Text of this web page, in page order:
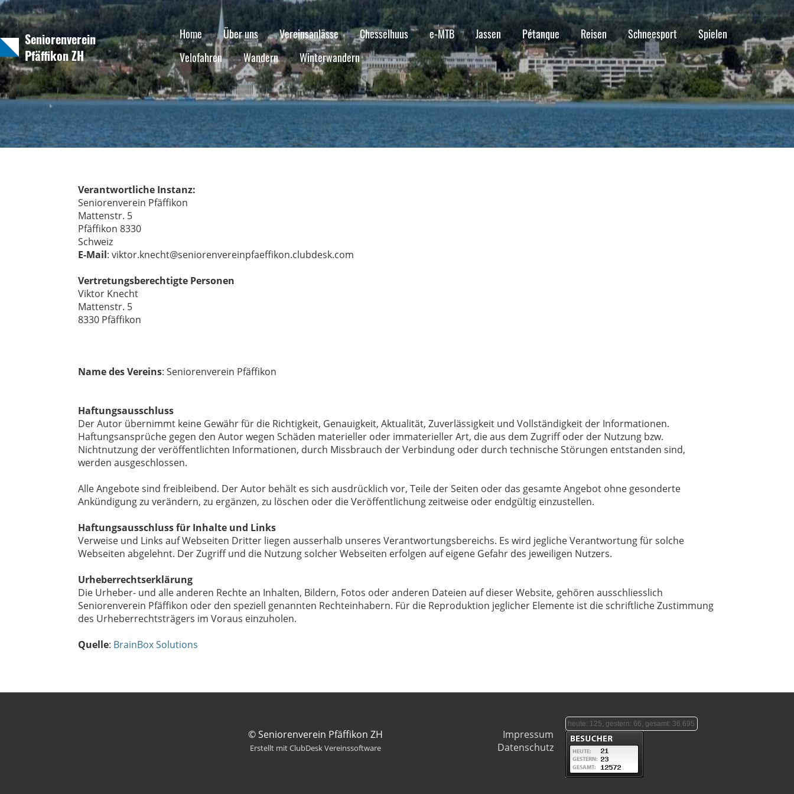
Home Über uns Vereinsanlässe Chesselhuus e-MTB Jassen Pétanque Reisen Schneesport
Spielen
Velofahren
Wandern Winterwandern
Seniorenverein
Pfäffikon ZH
Verantwortliche Instanz:
Seniorenverein Pfäffikon
Mattenstr. 5
Pfäffikon 8330
Schweiz
E-Mail: viktor.knecht@seniorenvereinpfaeffikon.clubdesk.com
Vertretungsberechtigte Personen
Viktor Knecht
Mattenstr. 5
8330 Pfäffikon
Name des Vereins: Seniorenverein Pfäffikon
Haftungsausschluss
Der Autor übernimmt keine Gewähr für die Richtigkeit, Genauigkeit, Aktualität, Zuverlässigkeit und Vollständigkeit der Informationen.
Haftungsansprüche gegen den Autor wegen Schäden materieller oder immaterieller Art, die aus dem Zugriff oder der Nutzung bzw.
Nichtnutzung der veröffentlichten Informationen, durch Missbrauch der Verbindung oder durch technische Störungen entstanden sind,
werden ausgeschlossen.
Alle Angebote sind freibleibend. Der Autor behält es sich ausdrücklich vor, Teile der Seiten oder das gesamte Angebot ohne gesonderte
Ankündigung zu verändern, zu ergänzen, zu löschen oder die Veröffentlichung zeitweise oder endgültig einzustellen.
Haftungsausschluss für Inhalte und Links
Verweise und Links auf Webseiten Dritter liegen ausserhalb unseres Verantwortungsbereichs. Es wird jegliche Verantwortung für solche
Webseiten abgelehnt. Der Zugriff und die Nutzung solcher Webseiten erfolgen auf eigene Gefahr des jeweiligen Nutzers.
Urheberrechtserklärung
Die Urheber- und alle anderen Rechte an Inhalten, Bildern, Fotos oder anderen Dateien auf dieser Website, gehören ausschliesslich
Seniorenverein Pfäffikon oder den speziell genannten Rechteinhabern. Für die Reproduktion jeglicher Elemente ist die schriftliche Zustimmung
des Urheberrechtsträgers im Voraus einzuholen.
Quelle: BrainBox Solutions
© Seniorenverein Pfäffikon ZH
Erstellt mit ClubDesk Vereinssoftware
Impressum
Datenschutz
heute: 125, gestern: 66, gesamt: 36.695